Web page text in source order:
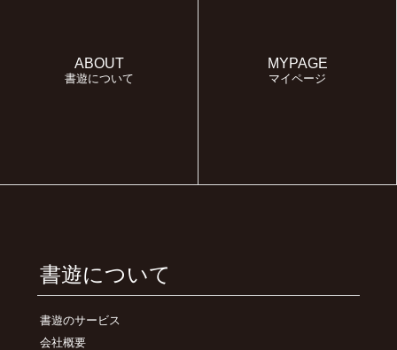
ABOUT
書遊について
MYPAGE
マイページ
書遊について
書遊のサービス
会社概要